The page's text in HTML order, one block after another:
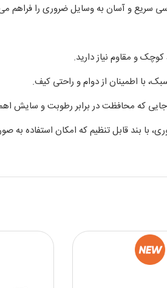
و آسان به وسایل ضروری را فراهم
و مقاوم نیاز دارید.
با اطمینان از دوام و راحتی کیف.
که محافظت در برابر رطوبت و سایش
بند قابل تنظیم که امکان استفاده به